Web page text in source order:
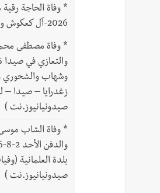
*
2026-آل كعكوش وحمودة
*
وشهاب والشحوري
زغدرايا – صيدا –
صيدونيانيوز.نت )
* وفاة الشاب
بلدة العلمانية
صيدونيانيوز.نت )